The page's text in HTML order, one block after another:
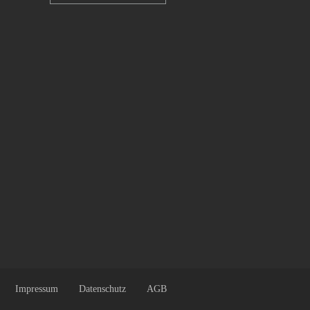
Impressum Datenschutz AGB